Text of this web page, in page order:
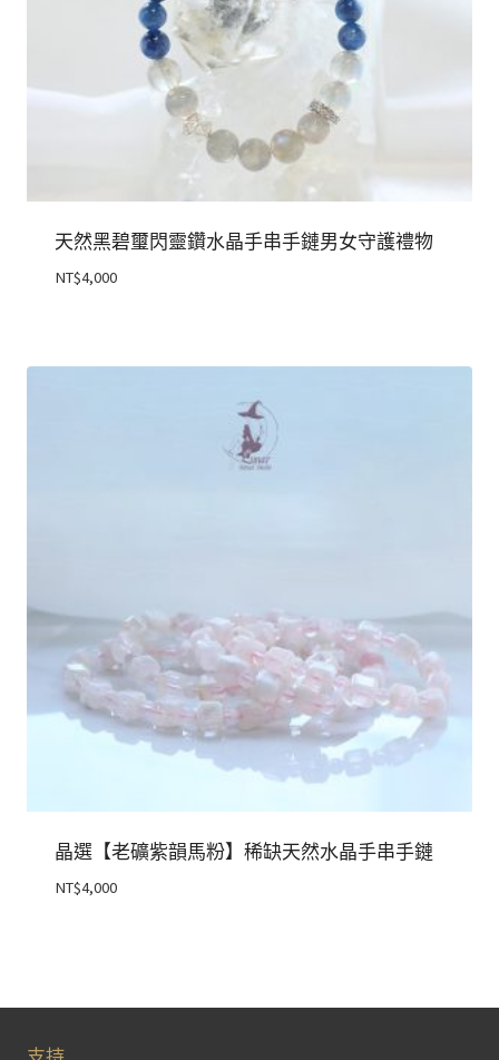
天然黑碧璽閃靈鑽水晶手串手鏈男女守護禮物
NT$4,000
晶選【老礦紫韻馬粉】稀缺天然水晶手串手鏈
NT$4,000